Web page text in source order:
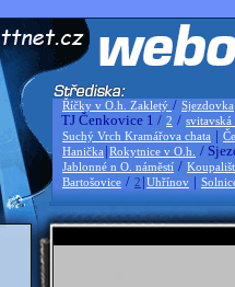
Říčky v O.h. Zakletý / Sjezdovka
TJ Čenkovice 1 / 2 / svitavská
Suchý Vrch Kramářova chata |
Hanička |Rokytnice v O.h. /
Jablonné n O. náměstí /
Bartošovice / 2 |Uhřínov |